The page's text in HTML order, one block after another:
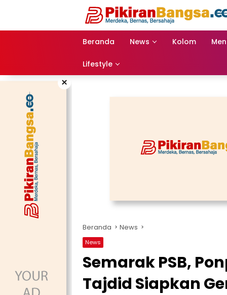
Beranda News Kolom
Lifestyle
×
Beranda News
News
Semarak PSB,
Tajdid Siapkan